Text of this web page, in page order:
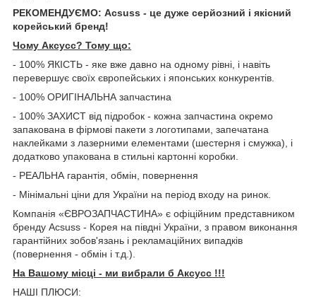
РЕКОМЕНДУЄМО: Acsuss - це дуже серйозний і якісний
корейський бренд!
Чому Aксусс? Тому що:
- 100% ЯКІСТЬ - яке вже давно на одному рівні, і навіть
перевершує своїх європейських і японських конкурентів.
- 100% ОРИГІНАЛЬНА запчастина
- 100% ЗАХИСТ від підробок - кожна запчастина окремо
запакована в фірмові пакети з логотипами, запечатана
наклейками з лазерними елементами (шестерня і смужка), і
додатково упакована в стильні картонні коробки.
- РЕАЛЬНА гарантія, обмін, повернення
- Мінімальні ціни для України на період входу на ринок.
Компанія «ЄВРОЗАПЧАСТИНА» є офіційним представником
бренду Acsuss - Корея на півдні України, з правом виконання
гарантійних зобов'язань і рекламаційних випадків
(повернення - обмін і т.д.).
На Вашому місці - ми вибрали б Aксусс !!!
НАШІ ПЛЮСИ: